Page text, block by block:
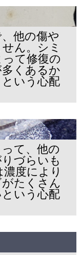
他の傷や
ん。シミ
て修復の
くあるか
いう心配
て、他の
づらいも
度により
たくさん
いう心配